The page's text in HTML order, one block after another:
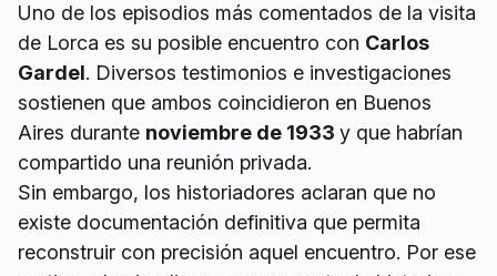
Uno de los episodios más comentados de la visita
de Lorca es su posible encuentro con Carlos
Gardel. Diversos testimonios e investigaciones
sostienen que ambos coincidieron en Buenos
Aires durante noviembre de 1933 y que habrían
compartido una reunión privada.
Sin embargo, los historiadores aclaran que no
existe documentación definitiva que permita
reconstruir con precisión aquel encuentro. Por ese